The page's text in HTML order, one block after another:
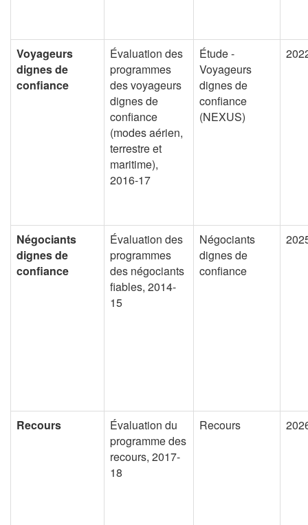
Voyageurs
dignes de
confiance
Évaluation des
programmes
des voyageurs
dignes de
confiance
(modes aérien,
terrestre et
maritime),
2016-17
Étude -
Voyageurs
dignes de
confiance
(NEXUS)
Négociants
dignes de
confiance
Évaluation des
programmes
des négociants
fiables, 2014-
15
Négociants
dignes de
confiance
Recours
Évaluation du
programme des
recours, 2017-
18
Recours